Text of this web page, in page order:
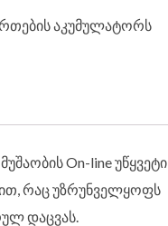
აკუმულატორს
On-line უწყვეტი
რაც უზრუნველყოფს
დაცვას.